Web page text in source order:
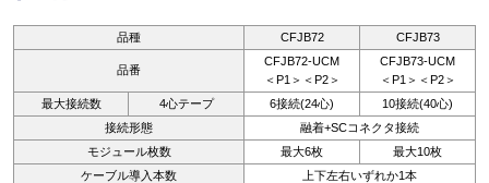
品種 CFJB72 CFJB73
品番
CFJB72-UCM
＜P1＞＜P2＞
CFJB73-UCM
＜P1＞＜P2＞
最大接続数
4心テープ 6接続(24心)
10接続(40心)
接続形態
融着+SCコネクタ接続
モジュール枚数
最大6枚
最大10枚
ケーブル導入本数
上下左右いずれか1本